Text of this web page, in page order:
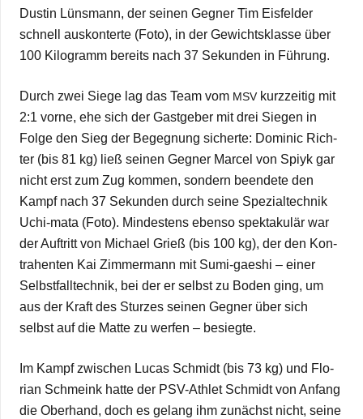
Dus­tin Lüns­mann, der sei­nen Geg­ner Tim Eis­fel­der
schnell aus­kon­terte (Foto), in der Gewichts­klasse über
100 Kilo­gramm bereits nach 37 Sekun­den in Führung.
Durch zwei Siege lag das Team vom MSV kurz­zei­tig mit
2:1 vorne, ehe sich der Gast­ge­ber mit drei Sie­gen in
Folge den Sieg der Begeg­nung sicherte: Domi­nic Rich­
ter (bis 81 kg) ließ sei­nen Geg­ner Mar­cel von Spiyk gar
nicht erst zum Zug kom­men, son­dern been­dete den
Kampf nach 37 Sekun­den durch seine Spe­zi­al­tech­nik
Uchi-mata (Foto). Min­des­tens ebenso spek­ta­ku­lär war
der Auf­tritt von Michael Grieß (bis 100 kg), der den Kon­
tra­hen­ten Kai Zim­mer­mann mit Sumi-gae­shi – einer
Selbst­fall­tech­nik, bei der er selbst zu Boden ging, um
aus der Kraft des Stur­zes sei­nen Geg­ner über sich
selbst auf die Matte zu wer­fen – besiegte.
Im Kampf zwi­schen Lucas Schmidt (bis 73 kg) und Flo­
rian Schmeink hatte der PSV-Ath­let Schmidt von Anfang
die Ober­hand, doch es gelang ihm zunächst nicht, seine